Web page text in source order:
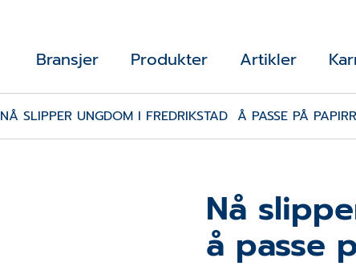
Bransjer Produkter Artikler
NÅ SLIPPER UNGDOM I FREDRIKSTAD Å PASSE PÅ
Nå
å passe